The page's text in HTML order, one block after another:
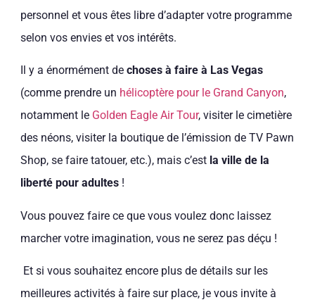
personnel et vous êtes libre d’adapter votre programme
selon vos envies et vos intérêts.
Il y a énormément de choses à faire à Las Vegas
(comme prendre un hélicoptère pour le Grand Canyon,
notamment le Golden Eagle Air Tour, visiter le cimetière
des néons, visiter la boutique de l’émission de TV Pawn
Shop, se faire tatouer, etc.), mais c’est la ville de la
liberté pour adultes!
Vous pouvez faire ce que vous voulez donc laissez
marcher votre imagination, vous ne serez pas déçu !
Et si vous souhaitez encore plus de détails sur les
meilleures activités à faire sur place, je vous invite à